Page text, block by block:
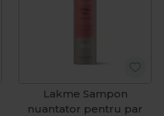
Lakme Sampon
nuantator pentru par